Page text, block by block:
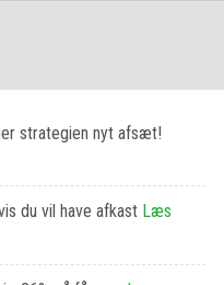
strategien nyt afsæt!
du vil have afkast Læs